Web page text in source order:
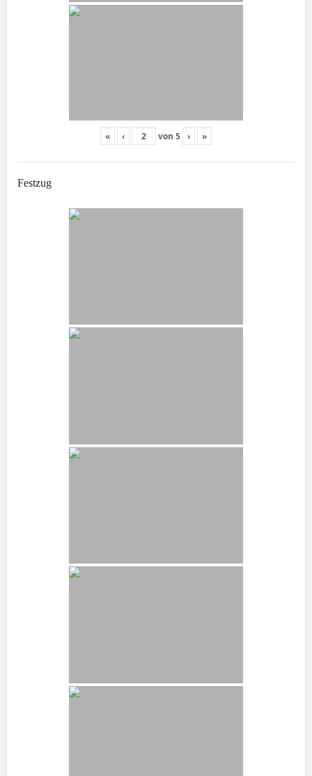
« ‹ von 5 › »
Festzug